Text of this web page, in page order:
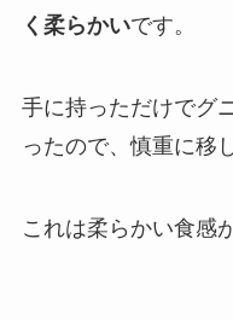
く柔らかいです。
手に持っただけでグ
ったので、慎重に移
これは柔らかい食感